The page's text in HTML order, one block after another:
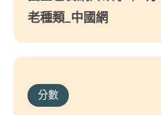
老種類_中國網
分數